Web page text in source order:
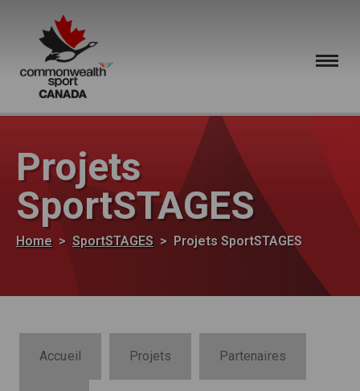
Projets
SportSTAGES
Breadcrumb
Home SportSTAGES Projets SportSTAGES
Accueil Projets Partenaires